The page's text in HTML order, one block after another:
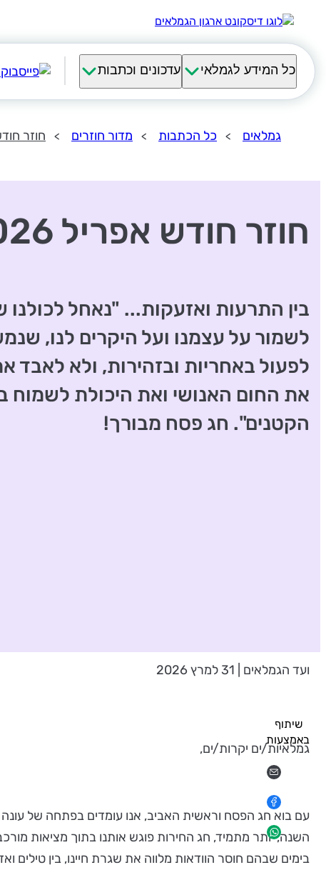
כל המידע לגמלאי עדכונים וכתבות
גמלאים כל הכתבות מדור חוזרים חוזר חודש
חוזר חודש אפריל 2026
בין התרעות ואזעקות... "נאחל לכולנו
לשמור על עצמנו ועל היקרים לנו,
לפעול באחריות ובזהירות, ולא לאבד
את החום האנושי ואת היכולת לשמוח
הקטנים". חג פסח מבורך!
ועד הגמלאים | 31 למרץ 2026
גמלאיות/ים יקרות/ים,
עם בוא חג הפסח וראשית האביב, אנו עומדים בפתחה של
השנה, יותר מתמיד, חג החירות פוגש אותנו בתוך מציאות
בימים שבהם חוסר הוודאות מלווה את שגרת חיינו, בין טילים
שיתוף
באמצעות